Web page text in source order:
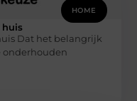
HOME
Dat het belangrijk
onderhouden